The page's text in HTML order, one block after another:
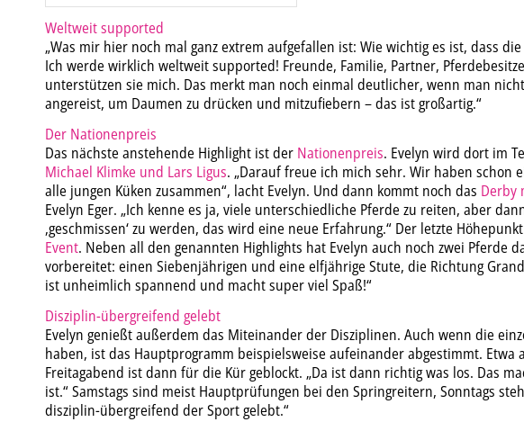
Weltweit supported
„Was mir hier noch mal ganz extrem aufgefallen ist: Wie wichtig es ist, dass
Ich werde wirklich weltweit supported! Freunde, Familie, Partner,
unterstützen sie mich. Das merkt man noch einmal deutlicher, wenn man
angereist, um Daumen zu drücken und mitzufiebern – das ist großartig.“
Der Nationenpreis
Das nächste anstehende Highlight ist der Nationenpreis. Evelyn wird dort im
Michael Klimke und Lars Ligus. „Darauf freue ich mich sehr. Wir haben
alle jungen Küken zusammen“, lacht Evelyn. Und dann kommt noch das Derby
Evelyn Eger. „Ich kenne es ja, viele unterschiedliche Pferde zu reiten, aber
‚geschmissen‘ zu werden, das wird eine neue Erfahrung.“ Der letzte
Event. Neben all den genannten Highlights hat Evelyn auch noch zwei Pferde
vorbereitet: einen Siebenjährigen und eine elfjährige Stute, die Richtung
ist unheimlich spannend und macht super viel Spaß!“
Disziplin-übergreifend gelebt
Evelyn genießt außerdem das Miteinander der Disziplinen. Auch wenn die
haben, ist das Hauptprogramm beispielsweise aufeinander abgestimmt. Etwa
Freitagabend ist dann für die Kür geblockt. „Da ist dann richtig was los. Das
ist.“ Samstags sind meist Hauptprüfungen bei den Springreitern, Sonntags
disziplin-übergreifend der Sport gelebt.“